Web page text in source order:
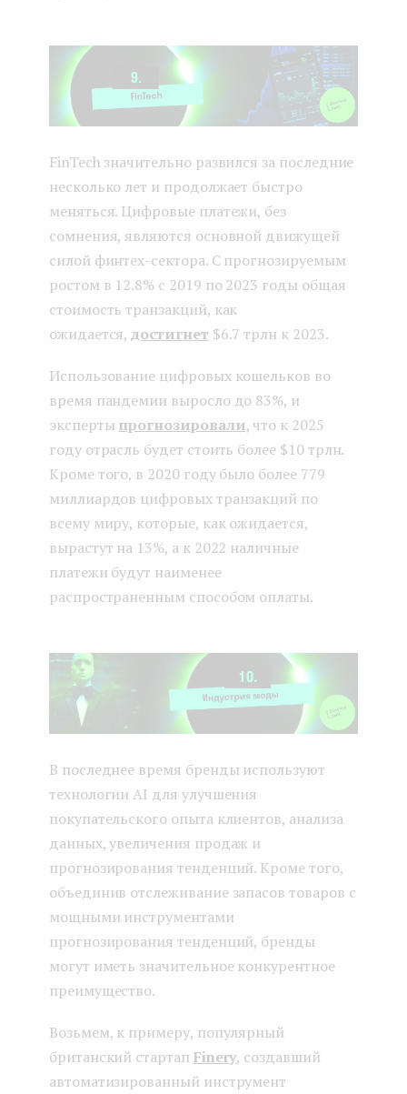
FinTech значительно развился за последние
несколько лет и продолжает быстро
меняться. Цифровые платежи, без
сомнения, являются основной движущей
силой финтех-сектора. С прогнозируемым
ростом в 12.8% с 2019 по 2023 годы общая
стоимость транзакций, как
ожидается,достигнет $6.7 трлн к 2023.
Использование цифровых кошельков во
время пандемии выросло до 83%, и
эксперты прогнозировали, что к 2025
году отрасль будет стоить более $10 трлн.
Кроме того, в 2020 году было более 779
миллиардов цифровых транзакций по
всему миру, которые, как ожидается,
вырастут на 13%, а к 2022 наличные
платежи будут наименее
распространенным способом оплаты.
В последнее время бренды используют
технологии AI для улучшения
покупательского опыта клиентов, анализа
данных, увеличения продаж и
прогнозирования тенденций. Кроме того,
объединив отслеживание запасов товаров с
мощными инструментами
прогнозирования тенденций, бренды
могут иметь значительное конкурентное
преимущество.
Возьмем, к примеру, популярный
британский стартап Finery, создавший
автоматизированный инструмент